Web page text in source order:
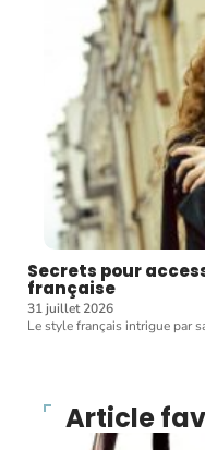
Secrets pour
française
31 juillet 2026
Le style français intrigue par
Article